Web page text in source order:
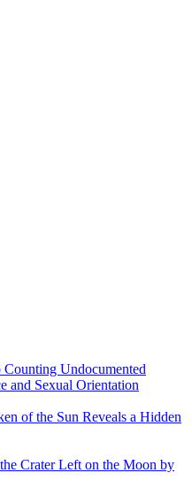
Counting Undocumented
and Sexual Orientation
of the Sun Reveals a Hidden
Crater Left on the Moon by